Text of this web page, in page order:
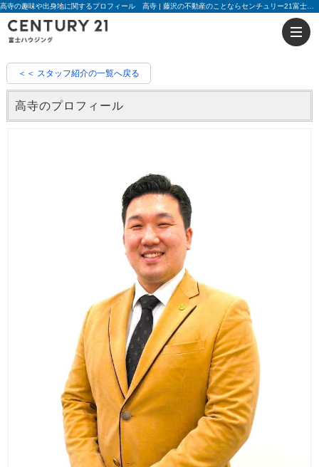
＜＜ スタッフ紹介の一覧へ戻る
高寺のプロフィール